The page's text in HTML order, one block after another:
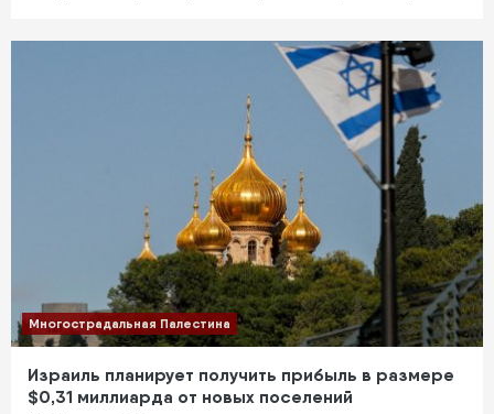
Многострадальная Палестина
Израиль планирует получить прибыль в размере
$0,31 миллиарда от новых поселений